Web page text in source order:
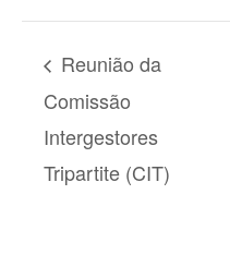
Reunião da
Comissão
Intergestores
Tripartite (CIT)